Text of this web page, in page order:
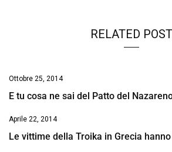
RELATED POST
Ottobre 25, 2014
E tu cosa ne sai del Patto del
Aprile 22, 2014
Le vittime della Troika in Grecia